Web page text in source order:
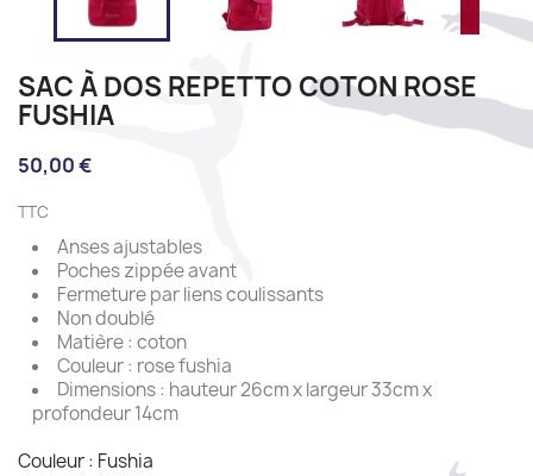
SAC À DOS REPETTO COTON ROSE
FUSHIA
50,00 €
TTC
Anses ajustables
Poches zippée avant
Fermeture par liens coulissants
Non doublé
Matière : coton
Couleur : rose fushia
Dimensions : hauteur 26cm x largeur 33cm x
profondeur 14cm
Couleur : Fushia